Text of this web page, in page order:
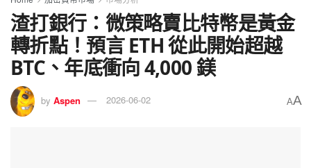
渣打銀行：微策略賣比特幣是黃金
轉折點！預言 ETH 從此開始超越
BTC、年底衝向 4,000 鎂
by Aspen 2026-06-02 AA